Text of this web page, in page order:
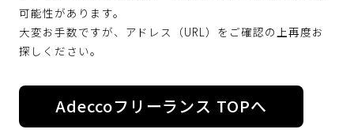
可能性があります。
大変お手数ですが、アドレス（URL）をご確認の上再度お
探しください。
Adeccoフリーランス TOPへ